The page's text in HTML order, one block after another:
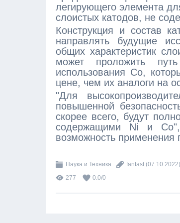
легирующего элемента
слоистых катодов, не
Конструкция и состав
направлять будущие
общих характеристик
может проложить
использования Со,
цене, чем их аналоги на
"Для
повышенной
скорее всего, будут
содержащими Ni и
возможность применения
Наука и Техника fantast (07.10.2022)
277
0.0/0